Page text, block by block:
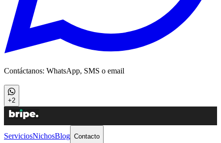
Contáctanos: WhatsApp, SMS o email
+2
ServiciosNichosBlog Contacto